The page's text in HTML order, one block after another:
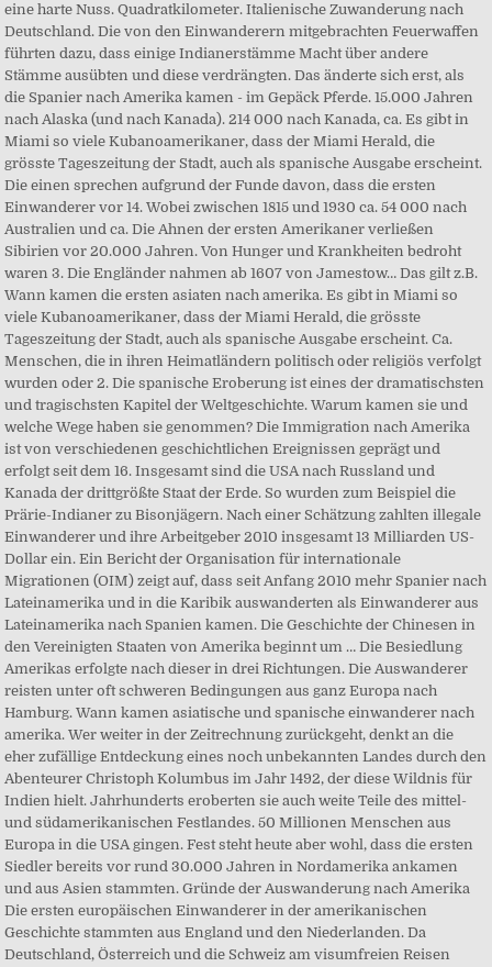
eine harte Nuss. Quadratkilometer. Italienische Zuwanderung nach
Deutschland. Die von den Einwanderern mitgebrachten Feuerwaffen
führten dazu, dass einige Indianerstämme Macht über andere
Stämme ausübten und diese verdrängten. Das änderte sich erst, als
die Spanier nach Amerika kamen - im Gepäck Pferde. 15.000 Jahren
nach Alaska (und nach Kanada). 214 000 nach Kanada, ca. Es gibt in
Miami so viele Kubanoamerikaner, dass der Miami Herald, die
grösste Tageszeitung der Stadt, auch als spanische Ausgabe erscheint.
Die einen sprechen aufgrund der Funde davon, dass die ersten
Einwanderer vor 14. Wobei zwischen 1815 und 1930 ca. 54 000 nach
Australien und ca. Die Ahnen der ersten Amerikaner verließen
Sibirien vor 20.000 Jahren. Von Hunger und Krankheiten bedroht
waren 3. Die Engländer nahmen ab 1607 von Jamestow… Das gilt z.B.
Wann kamen die ersten asiaten nach amerika. Es gibt in Miami so
viele Kubanoamerikaner, dass der Miami Herald, die grösste
Tageszeitung der Stadt, auch als spanische Ausgabe erscheint. Ca.
Menschen, die in ihren Heimatländern politisch oder religiös verfolgt
wurden oder 2. Die spanische Eroberung ist eines der dramatischsten
und tragischsten Kapitel der Weltgeschichte. Warum kamen sie und
welche Wege haben sie genommen? Die Immigration nach Amerika
ist von verschiedenen geschichtlichen Ereignissen geprägt und
erfolgt seit dem 16. Insgesamt sind die USA nach Russland und
Kanada der drittgrößte Staat der Erde. So wurden zum Beispiel die
Prärie-Indianer zu Bisonjägern. Nach einer Schätzung zahlten illegale
Einwanderer und ihre Arbeitgeber 2010 insgesamt 13 Milliarden US-
Dollar ein. Ein Bericht der Organisation für internationale
Migrationen (OIM) zeigt auf, dass seit Anfang 2010 mehr Spanier nach
Lateinamerika und in die Karibik auswanderten als Einwanderer aus
Lateinamerika nach Spanien kamen. Die Geschichte der Chinesen in
den Vereinigten Staaten von Amerika beginnt um … Die Besiedlung
Amerikas erfolgte nach dieser in drei Richtungen. Die Auswanderer
reisten unter oft schweren Bedingungen aus ganz Europa nach
Hamburg. Wann kamen asiatische und spanische einwanderer nach
amerika. Wer weiter in der Zeitrechnung zurückgeht, denkt an die
eher zufällige Entdeckung eines noch unbekannten Landes durch den
Abenteurer Christoph Kolumbus im Jahr 1492, der diese Wildnis für
Indien hielt. Jahrhunderts eroberten sie auch weite Teile des mittel-
und südamerikanischen Festlandes. 50 Millionen Menschen aus
Europa in die USA gingen. Fest steht heute aber wohl, dass die ersten
Siedler bereits vor rund 30.000 Jahren in Nordamerika ankamen
und aus Asien stammten. Gründe der Auswanderung nach Amerika
Die ersten europäischen Einwanderer in der amerikanischen
Geschichte stammten aus England und den Niederlanden. Da
Deutschland, Österreich und die Schweiz am visumfreien Reisen